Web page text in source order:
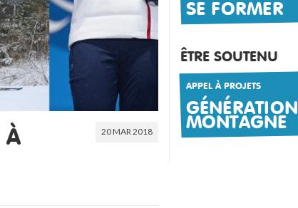
20 MAR 2018
À
SE FORMER
ÊTRE SOUTENU
APPEL À PROJETS
GÉNÉRATION
MONTAGNE